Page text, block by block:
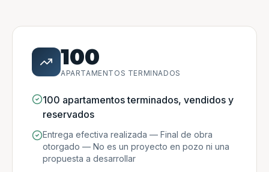
100
APARTAMENTOS TERMINADOS
100 apartamentos terminados, vendidos y
reservados
Entrega efectiva realizada — Final de obra
otorgado — No es un proyecto en pozo ni una
propuesta a desarrollar